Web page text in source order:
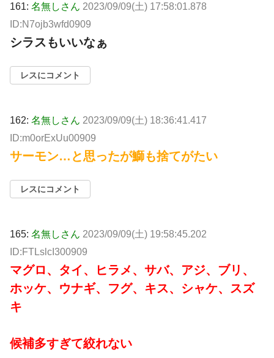
161: 名無しさん 2023/09/09(土) 17:58:01.878
ID:N7ojb3wfd0909
シラスもいいなぁ
レスにコメント
162: 名無しさん 2023/09/09(土) 18:36:41.417
ID:m0orExUu00909
サーモン…と思ったが鰤も捨てがたい
レスにコメント
165: 名無しさん 2023/09/09(土) 19:58:45.202
ID:FTLslcI300909
マグロ、タイ、ヒラメ、サバ、アジ、ブリ、
ホッケ、ウナギ、フグ、キス、シャケ、スズ
キ
候補多すぎて絞れない